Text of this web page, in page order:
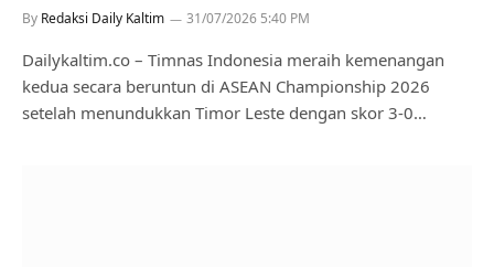
By Redaksi Daily Kaltim 31/07/2026 5:40 PM
Dailykaltim.co – Timnas Indonesia meraih kemenangan
kedua secara beruntun di ASEAN Championship 2026
setelah menundukkan Timor Leste dengan skor 3-0…